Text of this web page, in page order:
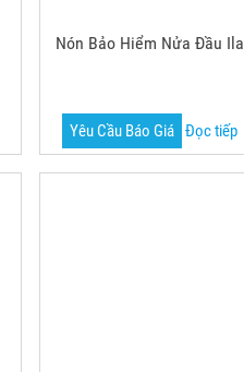
Nón Bảo Hiểm Nửa Đầu Ila
Yêu Cầu Báo Giá Đọc tiếp